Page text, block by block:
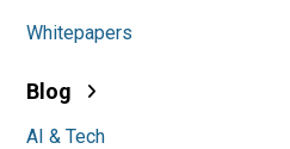
Whitepapers
Blog
AI & Tech